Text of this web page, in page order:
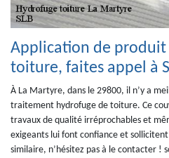
Application de produit
toiture, faites appel à
À La Martyre, dans le 29800, il n’y a
traitement hydrofuge de toiture. Ce
travaux de qualité irréprochables et
exigeants lui font confiance et
similaire, n’hésitez pas à le contacter !